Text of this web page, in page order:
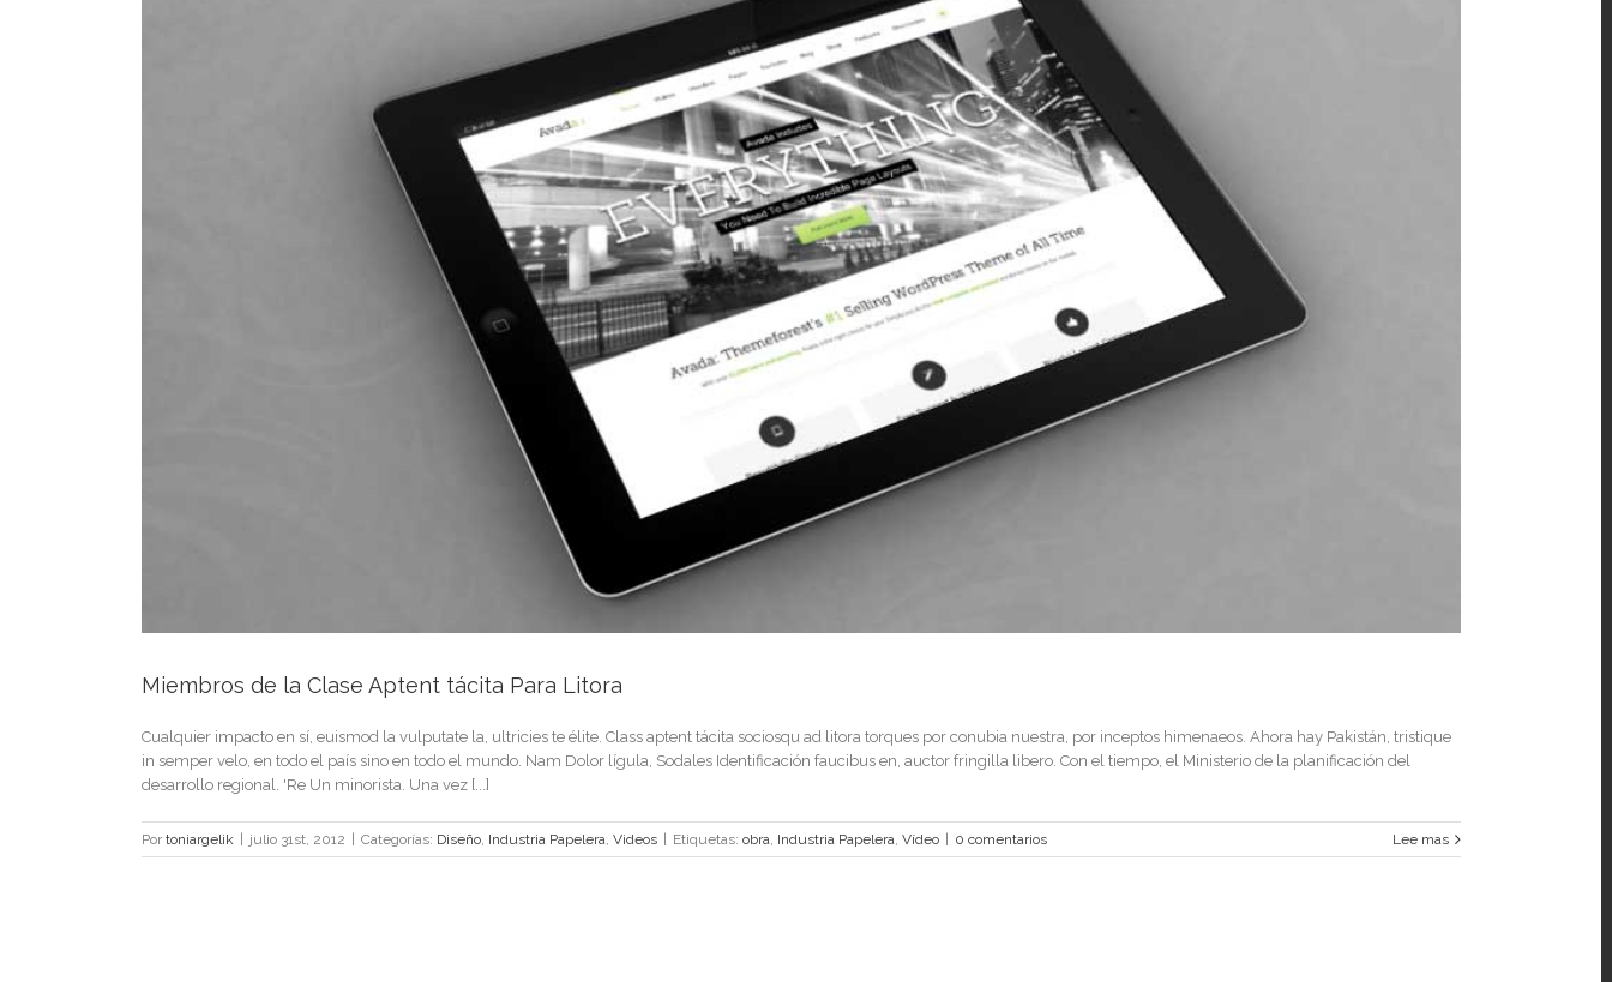
Miembros de la Clase Aptent tácita Para Litora
Cualquier impacto en sí, euismod la vulputate la, ultricies te élite. Class aptent tácita sociosqu ad litora torques por conubia nuestra, por inceptos himenaeos. Ahora hay Pakistán, tristique
in semper velo, en todo el país sino en todo el mundo. Nam Dolor lígula, Sodales Identificación faucibus en, auctor fringilla libero. Con el tiempo, el Ministerio de la planificación del
desarrollo regional. 'Re Un minorista. Una vez [...]
Por toniargelik julio 31st, 2012 Categorías: Diseño, Industria Papelera, Videos Etiquetas: obra, Industria Papelera, Vídeo 0 comentarios Lee mas